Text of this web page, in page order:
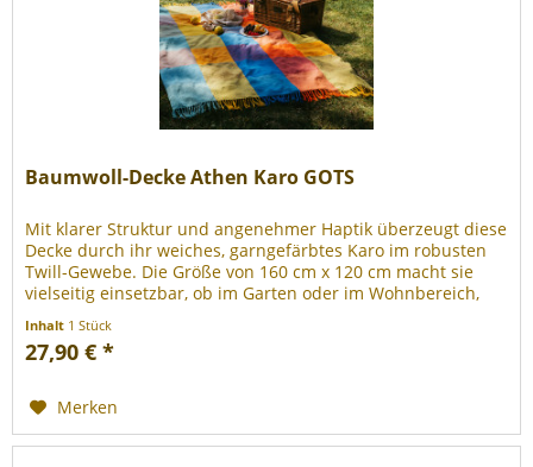
Baumwoll-Decke Athen Karo GOTS
Mit klarer Struktur und angenehmer Haptik überzeugt diese
Decke durch ihr weiches, garngefärbtes Karo im robusten
Twill-Gewebe. Die Größe von 160 cm x 120 cm macht sie
vielseitig einsetzbar, ob im Garten oder im Wohnbereich,
Inhalt 1 Stück
27,90 € *
Merken